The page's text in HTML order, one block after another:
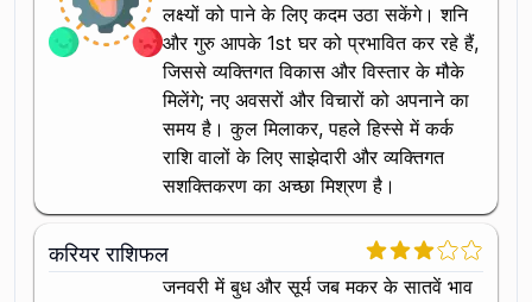
लक्ष्यों को पाने के लिए कदम उठा सकेंगे। शनि
और गुरु आपके 1st घर को प्रभावित कर रहे हैं,
जिससे व्यक्तिगत विकास और विस्तार के मौके
मिलेंगे; नए अवसरों और विचारों को अपनाने का
समय है। कुल मिलाकर, पहले हिस्से में कर्क
राशि वालों के लिए साझेदारी और व्यक्तिगत
सशक्तिकरण का अच्छा मिश्रण है।
करियर राशिफल
जनवरी में बुध और सूर्य जब मकर के सातवें भाव